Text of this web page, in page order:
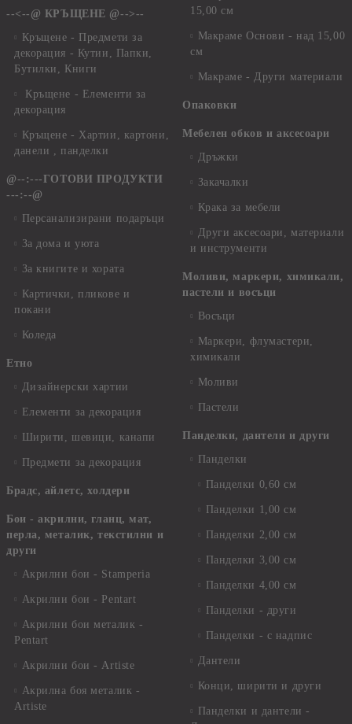
--<--@ КРЪЩЕНЕ @-->--
Кръщене - Предмети за
декорация - Кутии, Папки,
Бутилки, Книги
Кръщене - Елементи за
декорация
Кръщене - Хартии, картони,
данели , панделки
@--:---ГОТОВИ ПРОДУКТИ
---:--@
Персанализирани подаръци
За дома и уюта
За книгите и хората
Картички, пликове и
покани
Коледа
Етно
Дизайнерски хартии
Елементи за декорация
Ширити, шевици, канапи
Предмети за декорация
Брадс, айлетс, холдери
Бои - акрилни, гланц, мат,
перла, металик, текстилни и
други
Акрилни бои - Stamperia
Акрилни бои - Pentart
Акрилни бои металик -
Pentart
Акрилни бои - Artiste
Акрилна боя металик -
Artiste
15,00 см
Макраме Основи - над 15,00
см
Макраме - Други материали
Опаковки
Мебелен обков и аксесоари
Дръжки
Закачалки
Крака за мебели
Други аксесоари, материали
и инструменти
Моливи, маркери, химикали,
пастели и восъци
Восъци
Маркери, флумастери,
химикали
Моливи
Пастели
Панделки, дантели и други
Панделки
Панделки 0,60 см
Панделки 1,00 см
Панделки 2,00 см
Панделки 3,00 см
Панделки 4,00 см
Панделки - други
Панделки - с надпис
Дантели
Конци, ширити и други
Панделки и дантели -